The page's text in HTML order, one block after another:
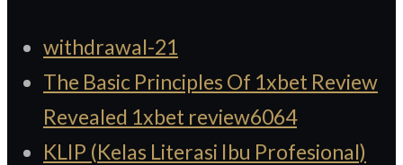
withdrawal-21
The Basic Principles Of 1xbet Review
Revealed 1xbet review6064
KLIP (Kelas Literasi Ibu Profesional)